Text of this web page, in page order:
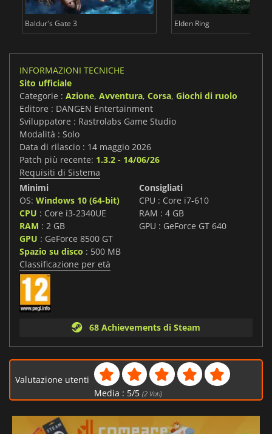
Baldur's Gate 3 Elden Ring
INFORMAZIONI TECNICHE
Sito ufficiale
Categorie : Azione, Avventura, Corsa, Giochi di ruolo
Editore : DANGEN Entertainment
Sviluppatore : Rastrolabs Game Studio
Modalità : Solo
Data di rilascio : 14 maggio 2026
Patch più recente: 1.3.2 - 14/06/26
Requisiti di Sistema
Minimi
OS: Windows 10 (64-bit)
CPU : Core i3-2340UE
RAM : 2 GB
GPU : GeForce 8500 GT
Spazio su disco : 500 MB
Consigliati
CPU : Core i7-610
RAM : 4 GB
GPU : GeForce GT 640
Classificazione per età
68 Achievements di Steam
Valutazione utenti
Media : 5/5 (2Voti)